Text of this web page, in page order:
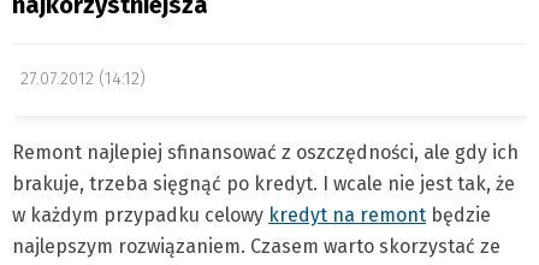
27.07.2012 (14:12)
Remont najlepiej sfinansować z oszczędności, ale gdy ich
brakuje, trzeba sięgnąć po kredyt. I wcale nie jest tak, że
w każdym przypadku celowy kredyt na remont będzie
najlepszym rozwiązaniem. Czasem warto skorzystać ze